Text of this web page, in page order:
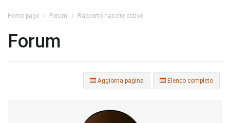
Home page Forum Rapporto nascite estive
Forum
Elenco completo
Aggiorna pagina